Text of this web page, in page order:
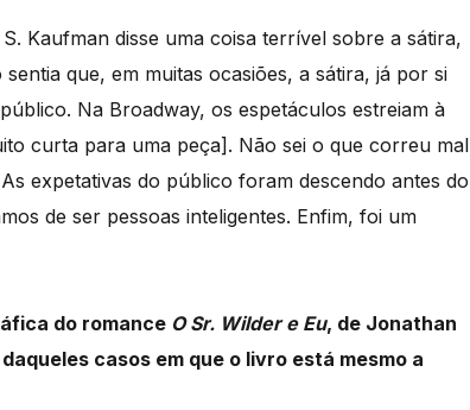
Kaufman disse uma coisa terrível sobre a sátira,
que, em muitas ocasiões, a sátira, já por si
Na Broadway, os espetáculos estreiam à
curta para uma peça]. Não sei o que correu mal
expetativas do público foram descendo antes do
de ser pessoas inteligentes. Enfim, foi um
do romance O Sr. Wilder e Eu, de Jonathan
casos em que o livro está mesmo a